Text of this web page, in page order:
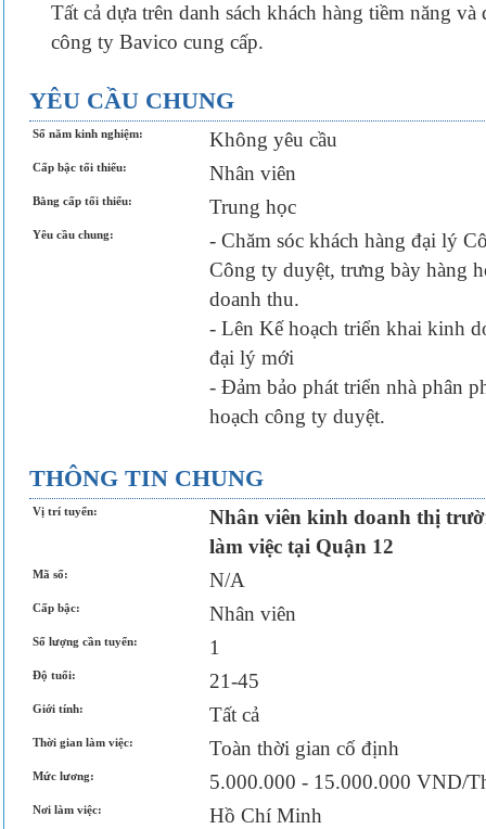
Tất cả dựa trên danh sách khách hàng tiềm năng và
công ty Bavico cung cấp.
YÊU CẦU CHUNG
Số năm kinh nghiệm: Không yêu cầu
Cấp bậc tối thiểu: Nhân viên
Bằng cấp tối thiểu: Trung học
Yêu cầu chung:
- Chăm sóc khách hàng đại lý
Công ty duyệt, trưng bày hàng
doanh thu.
- Lên Kế hoạch triển khai kinh
đại lý mới
- Đảm bảo phát triển nhà phân
hoạch công ty duyệt.
THÔNG TIN CHUNG
Vị trí tuyển:
Nhân viên kinh doanh thị
làm việc tại Quận 12
Mã số: N/A
Cấp bậc: Nhân viên
Số lượng cần tuyển: 1
Độ tuổi: 21-45
Giới tính: Tất cả
Thời gian làm việc: Toàn thời gian cố định
Mức lương: 5.000.000 - 15.000.000 VND/
Nơi làm việc: Hồ Chí Minh